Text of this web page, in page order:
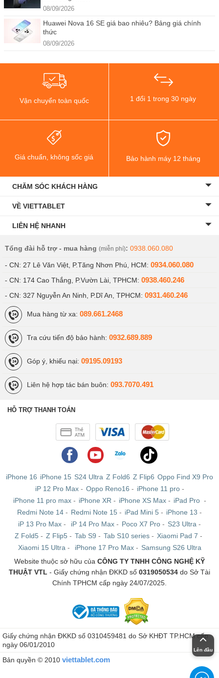
08/09/2026
Huawei Nova 16 SE giá bao nhiêu? Bảng giá chính
thức
08/09/2026
Vận chuyển toàn quốc 1 đổi 1 trong 30 ngày
Giá chuẩn, không sốc giá Bảo hành máy 12 tháng
CHĂM SÓC KHÁCH HÀNG
VỀ VIETTABLET
LIÊN HỆ NHANH
Tổng đài hỗ trợ - mua hàng (miễn phí): 0938.060.080
- CN: 27 Lê Văn Việt, P.Tăng Nhơn Phú, HCM: 0934.060.080
- CN: 174 Cao Thắng, P.Vườn Lài, TPHCM: 0938.460.246
- CN: 327 Nguyễn An Ninh, P.Dĩ An, TPHCM: 0931.460.246
Mua hàng từ xa: 089.661.2468
Tra cứu tiến độ bảo hành: 0932.689.889
Góp ý, khiếu nại: 09195.09193
Liên hệ hợp tác bán buôn: 093.7070.491
HỖ TRỢ THANH TOÁN
iPhone 16 iPhone 15 S24 Ultra Z Fold6 Z Flip6 Oppo Find X9 Pro
iP 12 Pro Max- Oppo Reno16 - iPhone 11 pro-
iPhone 11 pro max- iPhone XR- iPhone XS Max- iPad Pro -
Redmi Note 14 - Redmi Note 15 - iPad Mini 5 - iPhone 13 -
iP 13 Pro Max - iP 14 Pro Max - Poco X7 Pro - S23 Ultra -
Z Fold5 - Z Flip5 - Tab S9 - Tab S10 series - Xiaomi Pad 7 -
Xiaomi 15 Ultra- iPhone 17 Pro Max- Samsung S26 Ultra
Website thuộc sở hữu của CÔNG TY TNHH CÔNG NGHỆ KỸ
THUẬT VTL - Giấy chứng nhận ĐKKD số 0319050534 do Sở Tài
Chính TPHCM cấp ngày 24/07/2025.
Giấy chứng nhận ĐKKD số 0310459481 do Sở KHĐT TP.HCM cấp
ngày 06/01/2010
Bản quyền © 2010 viettablet.com
Lên đầu